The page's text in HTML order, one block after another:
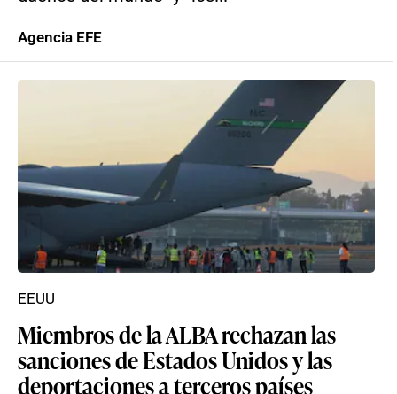
Agencia EFE
Miembros de la ALBA rechazan las
sanciones de Estados Unidos y las
deportaciones a terceros países
EEUU